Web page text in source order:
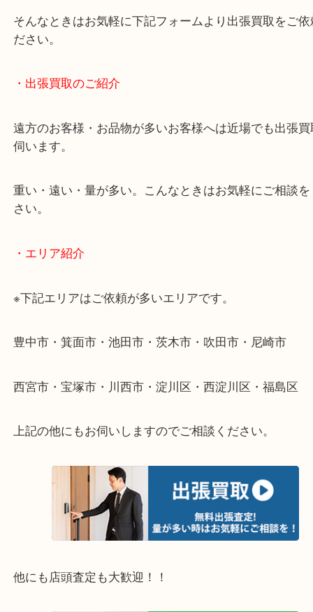
物を整理するケースは年々増加しています。
当店ではそういったお困りの方からのご依頼も大
使わないものを売りたいけど値段がつくかわから
そんなときはお気軽に下記フォームより出張買取を
ださい。
・出張買取のご紹介
遠方のお客様・お品物が多いお客様へは近場でも出
さい。
・エリア紹介
※下記エリアはご依頼が多いエリアです。
豊中市・箕面市・池田市・茨木市・吹田市・尼崎市
西宮市・宝塚市・川西市・淀川区・西淀川区・福島